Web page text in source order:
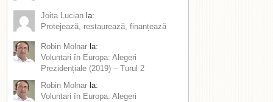
Joita Lucian la:
Protejează, restaurează, finanțează
Robin Molnar la:
Voluntari în Europa: Alegeri
Prezidențiale (2019) – Turul 2
Robin Molnar la:
Voluntari în Europa: Alegeri